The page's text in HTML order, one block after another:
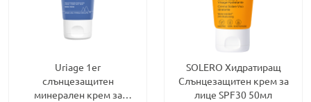
Uriage 1er
слънцезащитен
минерален крем за
SOLERO Хидратиращ
Слънцезащитен крем за
лице SPF30 50мл